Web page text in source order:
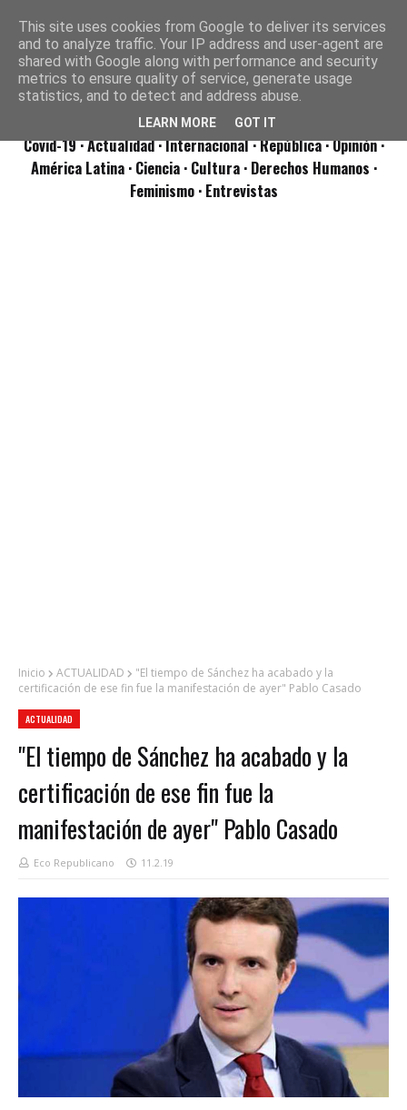
Covid-19· Actualidad· Internacional· República· Opinión·
América Latina · Ciencia · Cultura · Derechos Humanos ·
Feminismo · Entrevistas
Inicio ACTUALIDAD
"El tiempo de Sánchez ha acabado y la
certificación de ese fin fue la manifestación de ayer" Pablo Casado
ACTUALIDAD
"El tiempo de Sánchez ha acabado y la
certificación de ese fin fue la
manifestación de ayer" Pablo Casado
Eco Republicano 11.2.19
This site uses cookies from Google to deliver its services
and to analyze traffic. Your IP address and user-agent are
shared with Google along with performance and security
metrics to ensure quality of service, generate usage
statistics, and to detect and address abuse.
LEARN MORE GOT IT